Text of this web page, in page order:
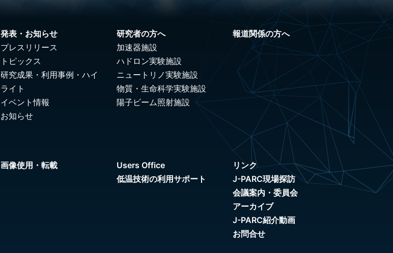
発表・お知らせ
プレスリリース
トピックス
研究成果・利用事例・ハイ
ライト
イベント情報
お知らせ
研究者の方へ
加速器施設
ハドロン実験施設
ニュートリノ実験施設
物質・生命科学実験施設
陽子ビーム照射施設
報道関係の方へ
画像使用・転載
Users Office
低温技術の利用サポート
リンク
J-PARC現場探訪
会議案内・委員会
アーカイブ
J-PARC紹介動画
お問合せ